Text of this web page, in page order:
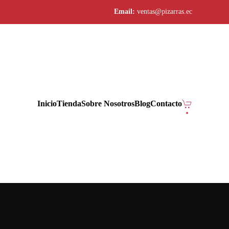
Email: ventas@pizarras.ec
InicioTiendaSobre NosotrosBlogContacto